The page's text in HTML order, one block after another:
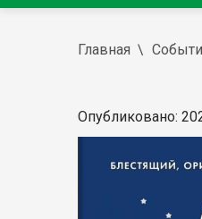
Главная
Опубликовано: